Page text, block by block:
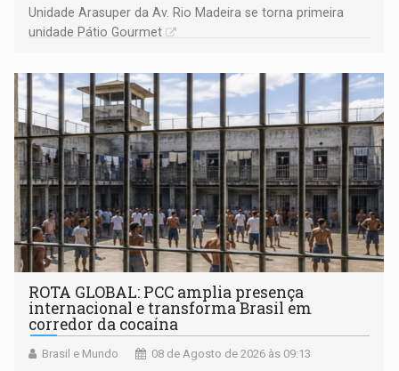
Unidade Arasuper da Av. Rio Madeira se torna primeira
unidade Pátio Gourmet
ROTA GLOBAL: PCC amplia presença
internacional e transforma Brasil em
corredor da cocaína
Brasil e Mundo 08 de Agosto de 2026 às 09:13